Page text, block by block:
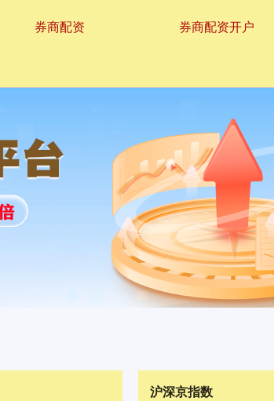
券商配资 券商配资开户
沪深京指数